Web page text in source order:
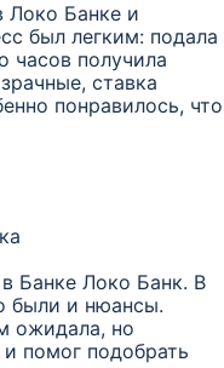
Локо Банке и
был легким: подала
часов получила
ставка
понравилось, что
Банке Локо Банк. В
были и нюансы.
ожидала, но
помог подобрать